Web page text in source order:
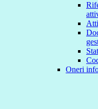
Oneri